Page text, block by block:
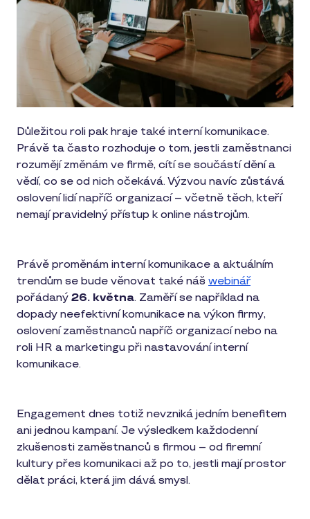
Důležitou roli pak hraje také interní komunikace.
Právě ta často rozhoduje o tom, jestli zaměstnanci
rozumějí změnám ve firmě, cítí se součástí dění a
vědí, co se od nich očekává. Výzvou navíc zůstává
oslovení lidí napříč organizací – včetně těch, kteří
nemají pravidelný přístup k online nástrojům.
Právě proměnám interní komunikace a aktuálním
trendům se bude věnovat také náš webinář
pořádaný 26. května. Zaměří se například na
dopady neefektivní komunikace na výkon firmy,
oslovení zaměstnanců napříč organizací nebo na
roli HR a marketingu při nastavování interní
komunikace.
Engagement dnes totiž nevzniká jedním benefitem
ani jednou kampaní. Je výsledkem každodenní
zkušenosti zaměstnanců s firmou – od firemní
kultury přes komunikaci až po to, jestli mají prostor
dělat práci, která jim dává smysl.